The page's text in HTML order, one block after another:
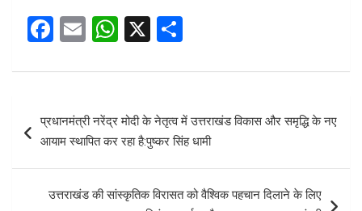
F
ce
o
k
E
ail
W
at
s
A
p
X
ar
e
navigation
प्रधानमंत्री नरेंद्र मोदी के नेतृत्व में उत्तराखंड विकास और समृद्धि के नए
आयाम स्थापित कर रहा है:पुष्कर सिंह धामी
उत्तराखंड की सांस्कृतिक विरासत को वैश्विक पहचान दिलाने के लिए